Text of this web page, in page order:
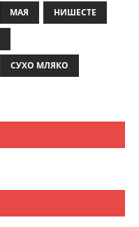
МАЯ НИШЕСТЕ
СУХО МЛЯКО